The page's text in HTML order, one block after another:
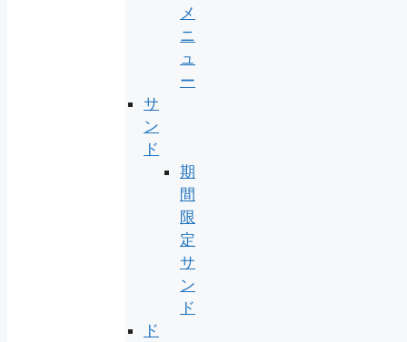
メ
ニ
ュ
ー
サ
ン
ド
期
間
限
定
サ
ン
ド
ド